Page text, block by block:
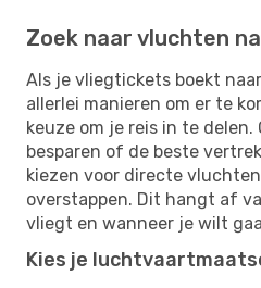
Zoek naar vluchten
Als je vliegtickets boekt
allerlei manieren om er te
keuze om je reis in te
besparen of de beste
kiezen voor directe
overstappen. Dit hangt af
vliegt en wanneer je wilt
Kies je